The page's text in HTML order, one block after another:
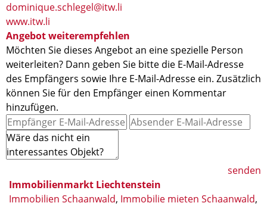
dominique.schlegel@itw.li
www.itw.li
Angebot weiterempfehlen
Möchten Sie dieses Angebot an eine spezielle Person
weiterleiten? Dann geben Sie bitte die E-Mail-Adresse
des Empfängers sowie Ihre E-Mail-Adresse ein. Zusätzlich
können Sie für den Empfänger einen Kommentar
hinzufügen.
senden
Immobilienmarkt Liechtenstein
Immobilien Schaanwald, Immobilie mieten Schaanwald,